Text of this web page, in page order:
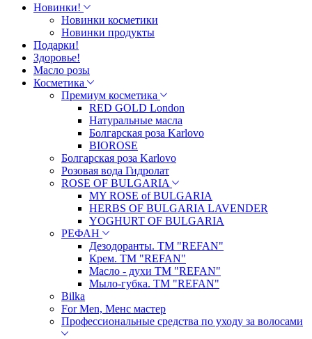
Новинки!
Новинки косметики
Новинки продукты
Подарки!
Здоровье!
Масло розы
Косметика
Премиум косметика
RED GOLD London
Натуральные масла
Болгарская роза Karlovo
BIOROSE
Болгарская роза Karlovo
Розовая вода Гидролат
ROSE OF BULGARIA
MY ROSE of BULGARIA
HERBS OF BULGARIA LAVENDER
YOGHURT OF BULGARIA
РЕФАН
Дезодоранты. ТМ "REFAN"
Крем. ТМ "REFAN"
Масло - духи ТМ "REFAN"
Мыло-губка. ТМ "REFAN"
Bilka
For Men, Менс мастер
Профессиональные средства по уходу за волосами